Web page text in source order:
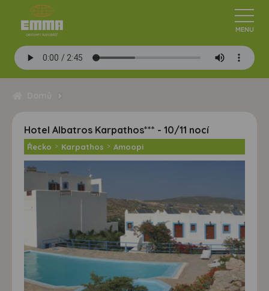
Hotel Albatros Karpathos*** - 10/11 nocí
Řecko > Karpathos > Amoopi